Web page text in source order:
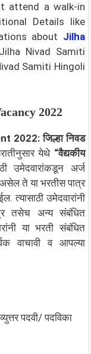
attend a walk-in
Details like
about Jilha
Nivad Samiti
Samiti Hingoli
2022
2022: जिल्हा निवड
येथे “वैद्यकीय
उमेदवारांकडून अर्ज
ते या भरतीस पात्र
त्यासाठी उमेदवारांनी
तसेच अन्य संबंधित
या भरती संबंधित
वाचावी व आपल्या
पदवी/ पदविका